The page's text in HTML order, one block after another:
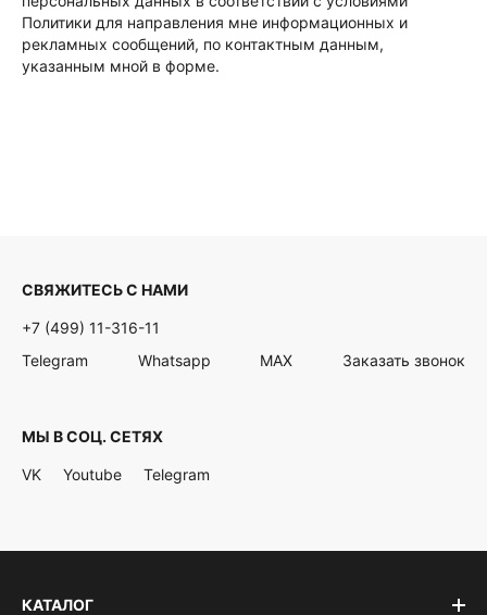
Политики для направления мне информационных и
рекламных сообщений, по контактным данным,
указанным мной в форме.
СВЯЖИТЕСЬ С НАМИ
+7 (499) 11-316-11
Telegram
Whatsapp MAX Заказать звонок
МЫ В СОЦ. СЕТЯХ
VK Youtube Telegram
КАТАЛОГ